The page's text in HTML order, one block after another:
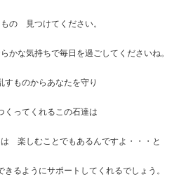
の 見つけてください。
な気持ちで毎日を過ごしてくださいね。
すものからあなたを守り
くってくれるこの石達は
楽しむことでもあるんですよ・・・と
るようにサポートしてくれるでしょう。